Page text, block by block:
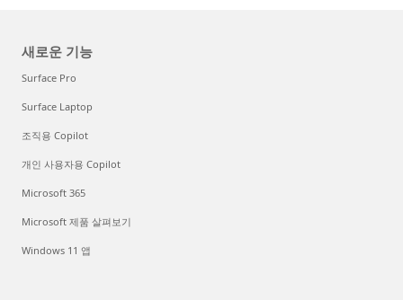
새로운 기능
Surface Pro
Surface Laptop
조직용 Copilot
개인 사용자용 Copilot
Microsoft 365
Microsoft 제품 살펴보기
Windows 11 앱